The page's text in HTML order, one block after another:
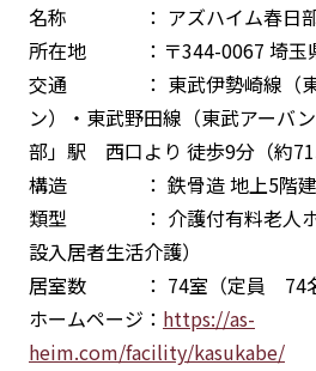
名称 ： アズハイム春日
所在地 ：〒344-0067 埼玉
交通 ： 東武伊勢崎線（東
ン）・東武野田線（東武アーバ
部」駅 西口より 徒歩9分（約
構造 ： 鉄骨造 地上5階建（
類型 ： 介護付有料老人ホ
設入居者生活介護）
居室数 ： 74室（定員 74名
ホームページ： https://as-
heim.com/facility/kasukabe/